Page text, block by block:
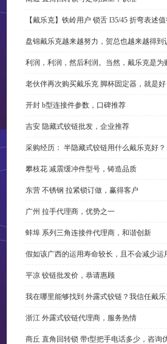
【戴乐克】铁岭用户 锁舌 l35/45 折弯表述
盘锦戴乐克越来越努力，贺总也越来越得到
利润，利润，然后利润。当然，戴乐克是为
老伙伴再次购买戴乐克 脚杯固定器，就是
开封 b型连接件参数，口碑推荐
吉安 隐藏式铰链批发，企业推荐
采购经历： 半隐藏式铰链用什么戴乐克好？
攀枝花 减震缓冲件型号，铸造品质
东营 不锈钢 拉紧锁订做，赢得客户
广州 拉手代理商，优势之一
蚌埠 系列三角连接件代理商，和谐创新
假如该广西的运用寿命较长，且不会减少
平凉 铰链批发价，恭请惠顾
我在哪里能够找到 外露式铰链？我信任戴
浙江 外露式铰链代理商，服务热情
商丘 直角回转锁 带t型把手电话多少，咨询